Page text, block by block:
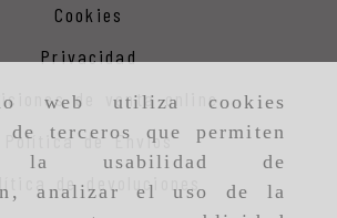
web utiliza cookies
terceros que permiten
la usabilidad de
analizar el uso de la
Cookies
Privacidad
de venta online
Política de Envios
de devoluciones